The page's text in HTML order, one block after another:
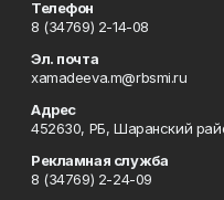
Телефон
8 (34769) 2-14-08
Эл. почта
xamadeeva.m@rbsmi.ru
Адрес
452630, РБ, Шаранский
Рекламная служба
8 (34769) 2-24-09